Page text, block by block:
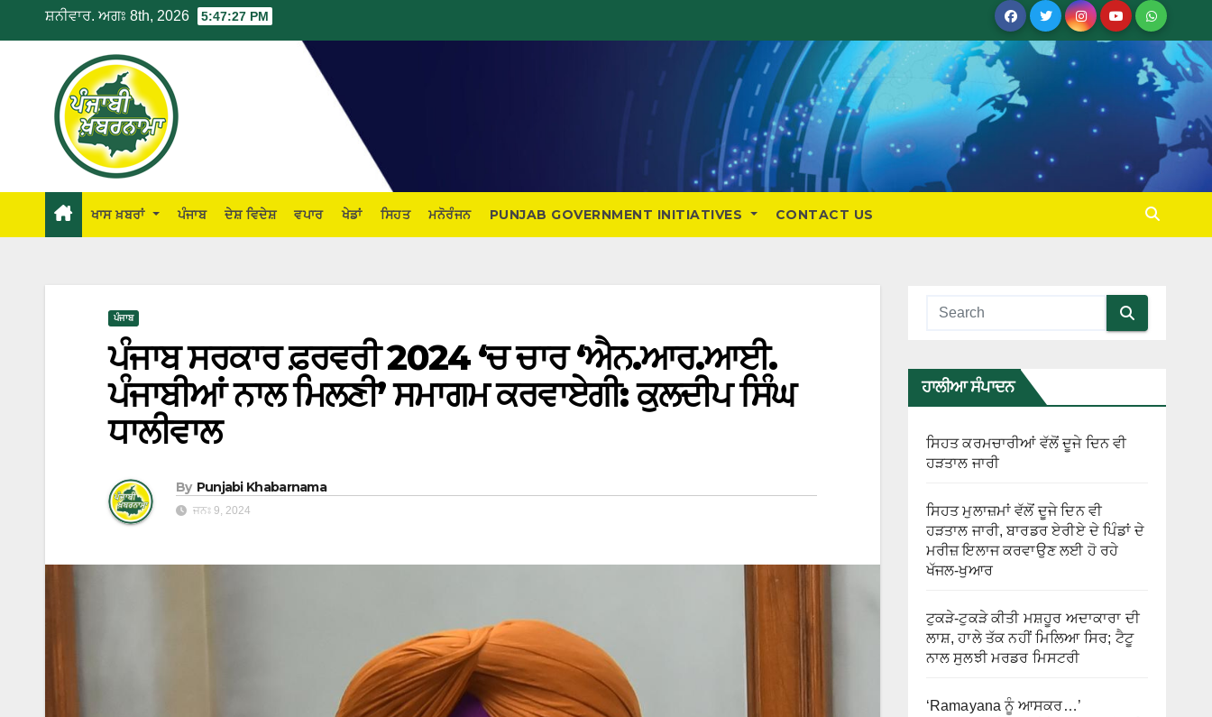
ਸ਼ਨੀਵਾਰ. ਅਗਃ 8th, 2026 5:47:28 PM
ਖਾਸ ਖ਼ਬਰਾਂ ਪੰਜਾਬ ਦੇਸ਼ ਵਿਦੇਸ਼ ਵਪਾਰ ਖੇਡਾਂ ਸਿਹਤ ਮਨੋਰੰਜਨ PUNJAB GOVERNMENT INITIATIVES CONTACT US
ਪੰਜਾਬ
ਪੰਜਾਬ ਸਰਕਾਰ ਫ਼ਰਵਰੀ 2024 ‘ਚ ਚਾਰ ‘ਐਨ.ਆਰ.ਆਈ.
ਪੰਜਾਬੀਆਂ ਨਾਲ ਮਿਲਣੀ’ ਸਮਾਗਮ ਕਰਵਾਏਗੀ: ਕੁਲਦੀਪ ਸਿੰਘ
ਧਾਲੀਵਾਲ
By Punjabi Khabarnama
ਜਨਃ 9, 2024
ਹਾਲੀਆ ਸੰਪਾਦਨ
ਸਿਹਤ ਕਰਮਚਾਰੀਆਂ ਵੱਲੋਂ ਦੂਜੇ ਦਿਨ ਵੀ
ਹੜਤਾਲ ਜਾਰੀ
ਸਿਹਤ ਮੁਲਾਜ਼ਮਾਂ ਵੱਲੋਂ ਦੂਜੇ ਦਿਨ ਵੀ
ਹੜਤਾਲ ਜਾਰੀ, ਬਾਰਡਰ ਏਰੀਏ ਦੇ ਪਿੰਡਾਂ ਦੇ
ਮਰੀਜ਼ ਇਲਾਜ ਕਰਵਾਉਣ ਲਈ ਹੋ ਰਹੇ
ਖੱਜਲ-ਖੁਆਰ
ਟੁਕੜੇ-ਟੁਕੜੇ ਕੀਤੀ ਮਸ਼ਹੂਰ ਅਦਾਕਾਰਾ ਦੀ
ਲਾਸ਼, ਹਾਲੇ ਤੱਕ ਨਹੀਂ ਮਿਲਿਆ ਸਿਰ; ਟੈਟੂ
ਨਾਲ ਸੁਲਝੀ ਮਰਡਰ ਮਿਸਟਰੀ
‘Ramayana ਨੂੰ ਆਸਕਰ…’